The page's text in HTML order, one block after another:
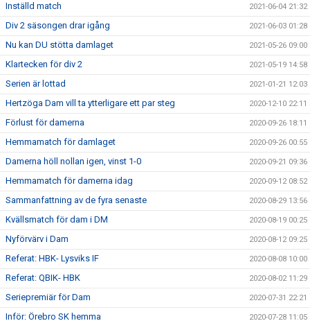
Inställd match 2021-06-04 21:32
Div 2 säsongen drar igång 2021-06-03 01:28
Nu kan DU stötta damlaget 2021-05-26 09:00
Klartecken för div 2 2021-05-19 14:58
Serien är lottad 2021-01-21 12:03
Hertzöga Dam vill ta ytterligare ett par steg 2020-12-10 22:11
Förlust för damerna 2020-09-26 18:11
Hemmamatch för damlaget 2020-09-26 00:55
Damerna höll nollan igen, vinst 1-0 2020-09-21 09:36
Hemmamatch för damerna idag 2020-09-12 08:52
Sammanfattning av de fyra senaste 2020-08-29 13:56
Kvällsmatch för dam i DM 2020-08-19 00:25
Nyförvärv i Dam 2020-08-12 09:25
Referat: HBK- Lysviks IF 2020-08-08 10:00
Referat: QBIK- HBK 2020-08-02 11:29
Seriepremiär för Dam 2020-07-31 22:21
Inför: Örebro SK hemma 2020-07-28 11:05